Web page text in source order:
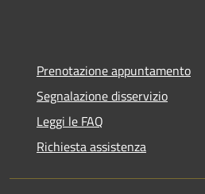
Prenotazione appuntamento
Segnalazione disservizio
Leggi le FAQ
Richiesta assistenza